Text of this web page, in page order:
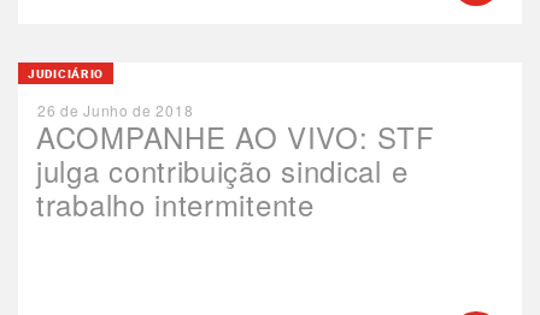
ACOMPANHE AO VIVO: STF
julga contribuição sindical e
trabalho intermitente
JUDICIÁRIO
26 de Junho de 2018